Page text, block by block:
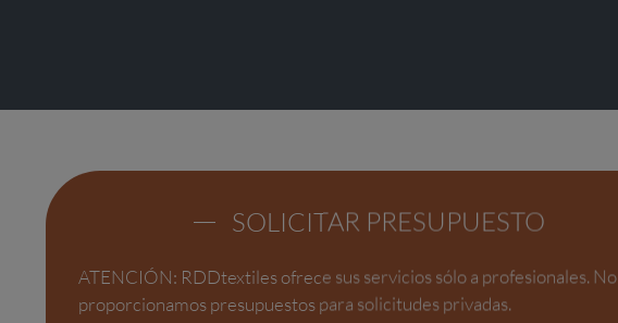
SOLICITAR PRESUPUESTO
ATENCIÓN: RDDtextiles ofrece sus servicios sólo a profesionales. No
proporcionamos presupuestos para solicitudes privadas.